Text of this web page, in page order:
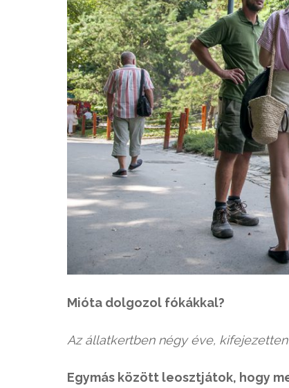
Mióta dolgozol fókákkal?
Az állatkertben négy éve,
Egymás között leosztjátok, hogy